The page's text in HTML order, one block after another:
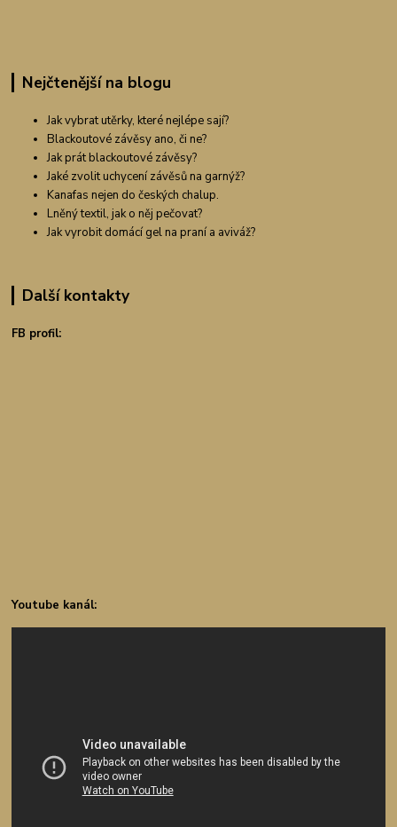
Nejčtenější na blogu
Jak vybrat utěrky, které nejlépe sají?
Blackoutové závěsy ano, či ne?
Jak prát blackoutové závěsy?
Jaké zvolit uchycení závěsů na garnýž?
Kanafas nejen do českých chalup.
Lněný textil, jak o něj pečovat?
Jak vyrobit domácí gel na praní a aviváž?
Další kontakty
FB profil:
Youtube kanál: